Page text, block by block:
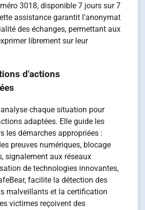
3018, disponible 7 jours sur 7
assistance garantit l'anonymat
des échanges, permettant aux
librement sur leur
d'actions
chaque situation pour
adaptées. Elle guide les
les démarches appropriées :
preuves numériques, blocage
signalement aux réseaux
de technologies innovantes,
facilite la détection des
malveillants et la certification
victimes reçoivent des